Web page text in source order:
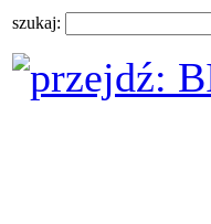
szukaj: